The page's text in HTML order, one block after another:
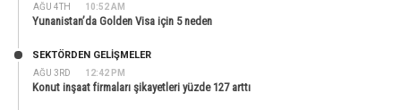
AĞU 4TH 10:52 AM
Yunanistan’da Golden Visa için 5 neden
AĞU 3RD 12:42 PM
SEKTÖRDEN GELIŞMELER
Konut inşaat firmaları şikayetleri yüzde 127 arttı